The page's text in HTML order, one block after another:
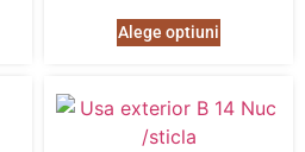
Alege optiuni